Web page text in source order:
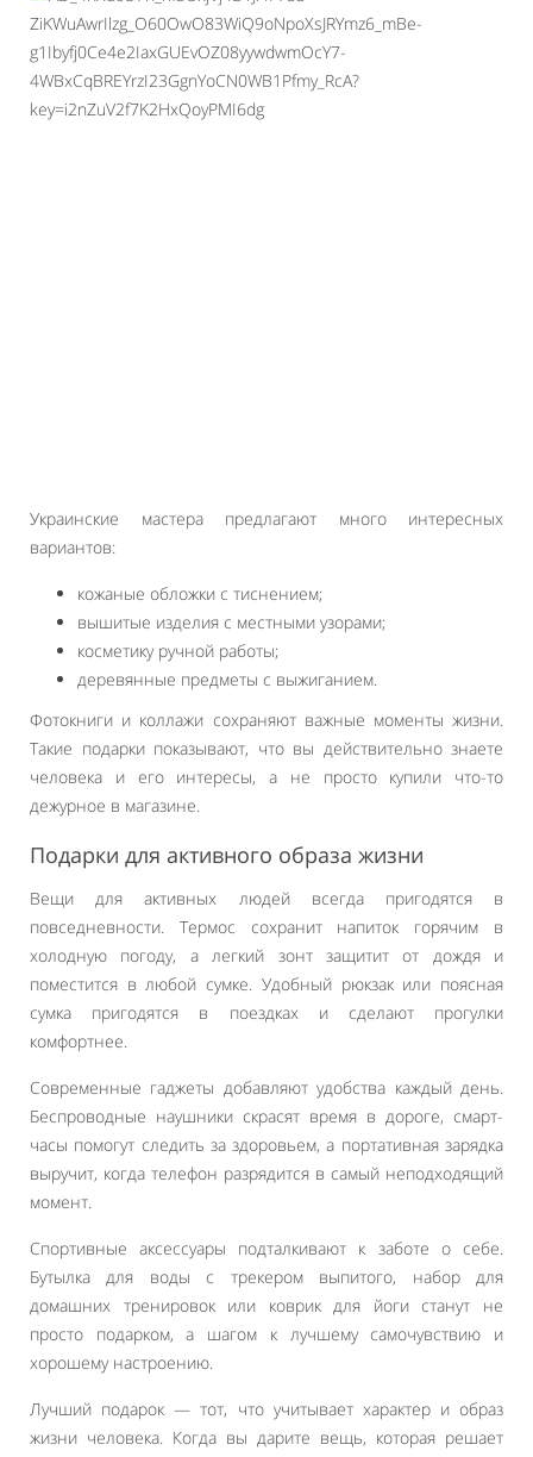
Украинские мастера предлагают много интересных
вариантов:
кожаные обложки с тиснением;
вышитые изделия с местными узорами;
косметику ручной работы;
деревянные предметы с выжиганием.
Фотокниги и коллажи сохраняют важные моменты жизни.
Такие подарки показывают, что вы действительно знаете
человека и его интересы, а не просто купили что-то
дежурное в магазине.
Подарки для активного образа жизни
Вещи для активных людей всегда пригодятся в
повседневности. Термос сохранит напиток горячим в
холодную погоду, а легкий зонт защитит от дождя и
поместится в любой сумке. Удобный рюкзак или поясная
сумка пригодятся в поездках и сделают прогулки
комфортнее.
Современные гаджеты добавляют удобства каждый день.
Беспроводные наушники скрасят время в дороге, смарт-
часы помогут следить за здоровьем, а портативная зарядка
выручит, когда телефон разрядится в самый неподходящий
момент.
Спортивные аксессуары подталкивают к заботе о себе.
Бутылка для воды с трекером выпитого, набор для
домашних тренировок или коврик для йоги станут не
просто подарком, а шагом к лучшему самочувствию и
хорошему настроению.
Лучший подарок — тот, что учитывает характер и образ
жизни человека. Когда вы дарите вещь, которая решает